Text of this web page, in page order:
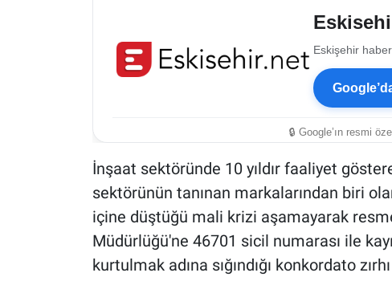
Eskişehir
🔒 Google’ın resmi
İnşaat sektöründe 10 yıldır faaliyet
sektörünün tanınan markalarından biri
içine düştüğü mali krizi aşamayarak
Müdürlüğü'ne 46701 sicil numarası ile
kurtulmak adına sığındığı konkordato